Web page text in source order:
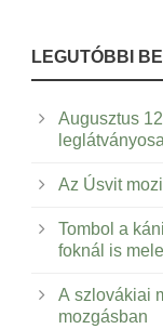
LEGUTÓBBI
Augusztus
Az Úsvit
Tombol a
foknál is
A szlovákiai
mozgásban